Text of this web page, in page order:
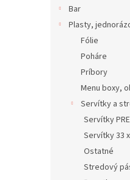
Bar
Plasty,
Fólie
Poháre
Príbory
Menu boxy,
Servítky a
Servítky
Servítky 33
Ostatné
Stredový